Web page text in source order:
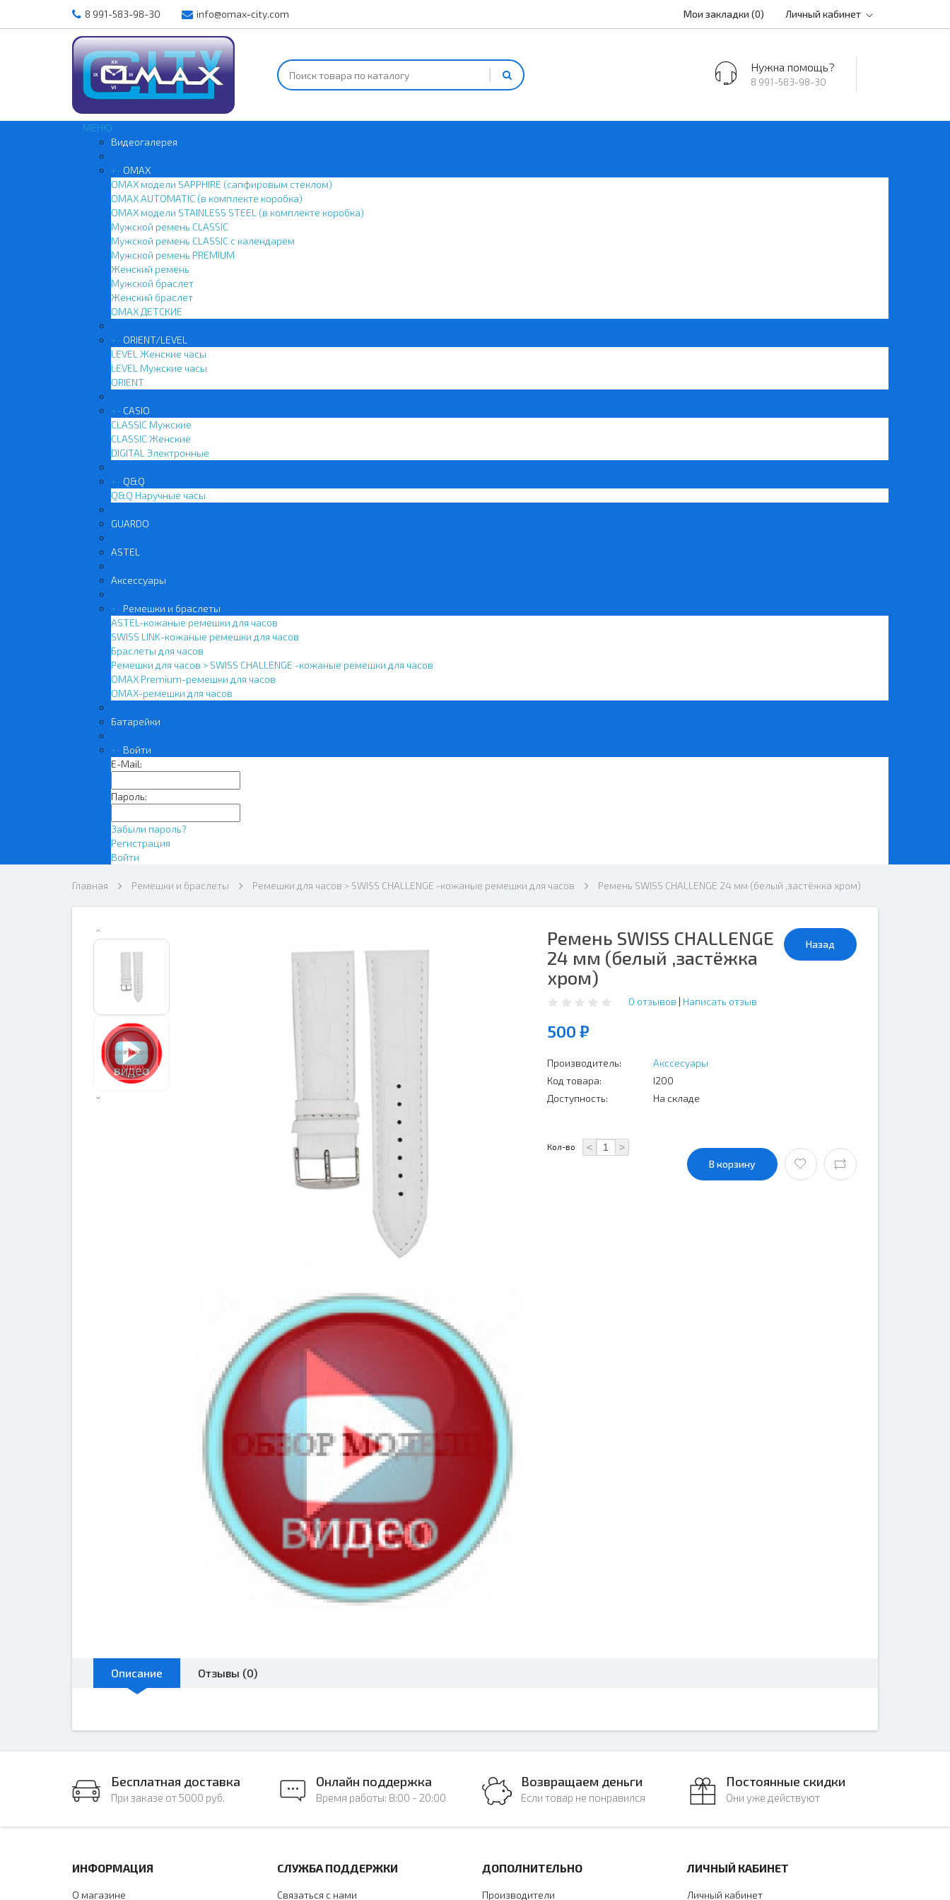
8 991-583-98-30 info@omax-city.com Мои закладки (0) Личный кабинет
Нужна помощь?
8 991-583-98-30
МЕНЮ
Видеогалерея
+- OMAX
OMAX модели SAPPHIRE (сапфировым стеклом)
OMAX AUTOMATIC (в комплекте коробка)
OMAX модели STAINLESS STEEL (в комплекте коробка)
Мужской ремень CLASSIC
Мужской ремень CLASSIC с календарем
Мужской ремень PREMIUM
Женский ремень
Мужской браслет
Женский браслет
OMAX ДЕТСКИЕ
+- ORIENT/LEVEL
LEVEL Женские часы
LEVEL Мужские часы
ORIENT
+- CASIO
CLASSIC Мужские
CLASSIC Женские
DIGITAL Электронные
+- Q&Q
Q&Q Наручные часы
GUARDO
ASTEL
Аксессуары
+- Ремешки и браслеты
ASTEL-кожаные ремешки для часов
SWISS LINK-кожаные ремешки для часов
Браслеты для часов
Ремешки для часов > SWISS CHALLENGE -кожаные ремешки для часов
OMAX Premium-ремешки для часов
OMAX-ремешки для часов
Батарейки
+- Войти
E-Mail:
Пароль:
Забыли пароль?
Регистрация
Войти
Главная Ремешки и браслеты Ремешки для часов > SWISS CHALLENGE -кожаные ремешки для часов Ремень SWISS CHALLENGE 24 мм (белый ,застёжка хром)
Назад
Ремень SWISS CHALLENGE
24 мм (белый ,застёжка
хром)
0 отзывов | Написать отзыв
500 ₽
Производитель:
Акссесуары
Код товара:
I200
Доступность:
На складе
Кол-во < >
В корзину
Описание Отзывы (0)
Бесплатная доставка
При заказе от 5000 руб.
Онлайн поддержка
Время работы: 8:00 - 20:00
Возвращаем деньги
Если товар не понравился
Постоянные скидки
Они уже действуют
ИНФОРМАЦИЯ
О магазине
СЛУЖБА ПОДДЕРЖКИ
Связаться с нами
ДОПОЛНИТЕЛЬНО
Производители
ЛИЧНЫЙ КАБИНЕТ
Личный кабинет